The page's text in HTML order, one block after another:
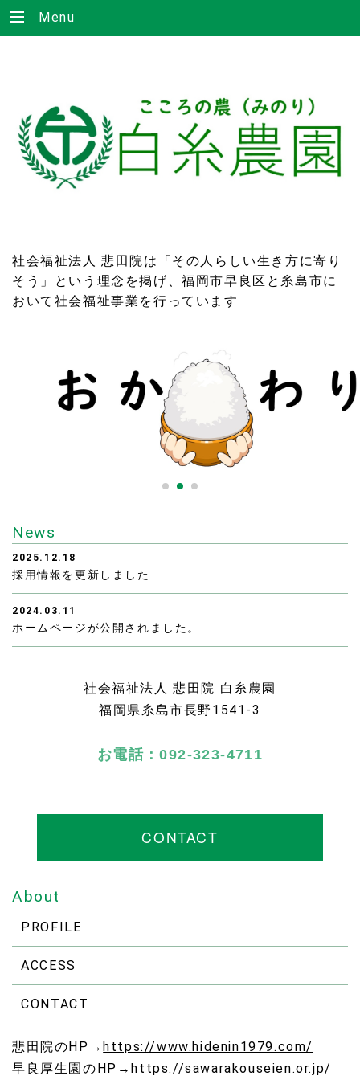
Menu
社会福祉法人 悲田院は「その人らしい生き方に寄り
そう」という理念を掲げ、福岡市早良区と糸島市に
おいて社会福祉事業を行っています
News
2025.12.18
採用情報を更新しました
2024.03.11
ホームページが公開されました。
社会福祉法人 悲田院 白糸農園
福岡県糸島市長野1541-3
お電話：092-323-4711
CONTACT
About
PROFILE
ACCESS
CONTACT
悲田院のHP→ https://www.hidenin1979.com/
早良厚生園のHP→ https://sawarakouseien.or.jp/